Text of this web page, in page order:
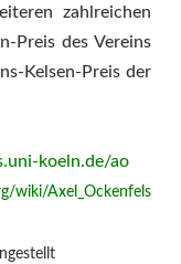
zahlreichen
Preis des Vereins
Kelsen-Preis der
koeln.de/ao
wiki/Axel_Ockenfels